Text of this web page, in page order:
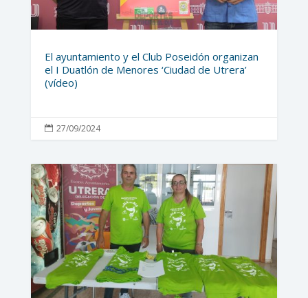
El ayuntamiento y el Club Poseidón organizan
el I Duatlón de Menores ‘Ciudad de Utrera’
(vídeo)
 27/09/2024